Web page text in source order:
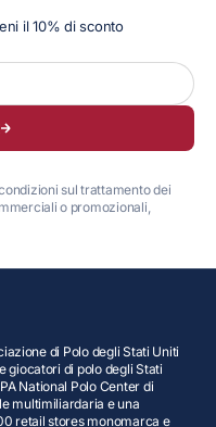
il 10% di sconto
sul trattamento dei
o promozionali,
di Polo degli Stati Uniti
giocatori di polo degli Stati
National Polo Center di
multimiliardaria e una
retail stores monomarca e